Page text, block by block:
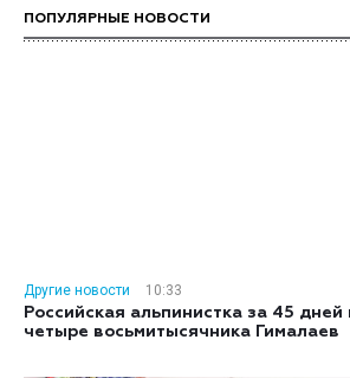
ПОПУЛЯРНЫЕ НОВОСТИ
Другие новости
10:33
Российская альпинистка за 45
четыре восьмитысячника Гималаев